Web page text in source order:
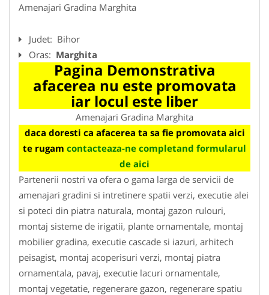
Amenajari Gradina Marghita
Judet: Bihor
Oras: Marghita
Pagina Demonstrativa
afacerea nu este promovata
iar locul este liber
Amenajari Gradina Marghita
daca doresti ca afacerea ta sa fie promovata aici
te rugam contacteaza-ne completand formularul
de aici
Partenerii nostri va ofera o gama larga de servicii de
amenajari gradini si intretinere spatii verzi, executie alei
si poteci din piatra naturala, montaj gazon rulouri,
montaj sisteme de irigatii, plante ornamentale, montaj
mobilier gradina, executie cascade si iazuri, arhitech
peisagist, montaj acoperisuri verzi, montaj piatra
ornamentala, pavaj, executie lacuri ornamentale,
montaj vegetatie, regenerare gazon, regenerare spatiu